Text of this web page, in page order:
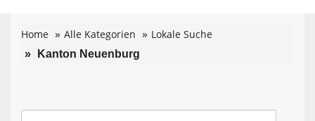
Home Alle Kategorien Lokale Suche
Kanton Neuenburg